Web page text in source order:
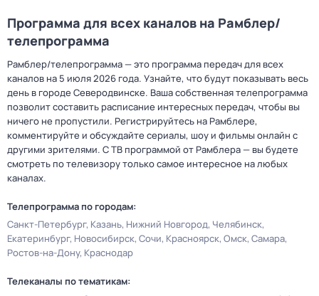
Программа для всех каналов на Рамблер/
телепрограмма
Рамблер/телепрограмма — это программа передач для всех
каналов на 5 июля 2026 года. Узнайте, что будут показывать весь
день в городе Северодвинске. Ваша собственная телепрограмма
позволит составить расписание интересных передач, чтобы вы
ничего не пропустили. Регистрируйтесь на Рамблере,
комментируйте и обсуждайте сериалы, шоу и фильмы онлайн с
другими зрителями. С ТВ программой от Рамблера — вы будете
смотреть по телевизору только самое интересное на любых
каналах.
Телепрограмма по городам:
Санкт-Петербург Казань Нижний Новгород Челябинск
Екатеринбург Новосибирск Сочи Красноярск Омск Самара
Ростов-на-Дону Краснодар
Телеканалы по тематикам: